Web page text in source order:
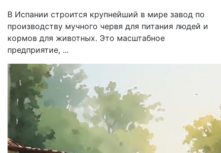
В Испании строится крупнейший в мире завод по
производству мучного червя для питания людей и
кормов для животных. Это масштабное
предприятие, ...